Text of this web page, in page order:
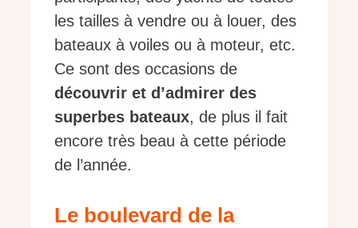
les tailles à vendre ou à louer, des
bateaux à voiles ou à moteur, etc.
Ce sont des occasions de
découvrir et d’admirer des
superbes bateaux, de plus il fait
encore très beau à cette période
de l’année.
Le boulevard de la